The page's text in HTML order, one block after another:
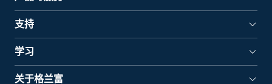
支持
学习
关于格兰富